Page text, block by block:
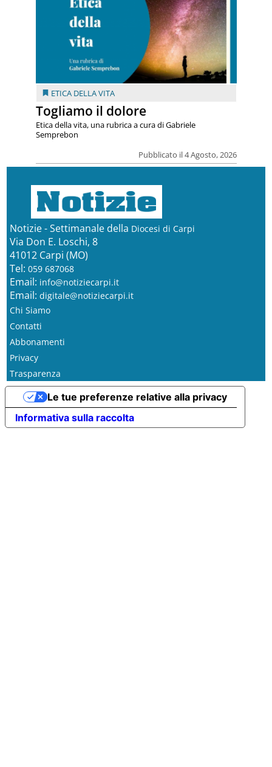
ETICA DELLA VITA
Togliamo il dolore
Pubblicato il 4 Agosto, 2026
Etica della vita, una rubrica a cura di Gabriele
Semprebon
Notizie - Settimanale della Diocesi di Carpi
Via Don E. Loschi, 8
41012 Carpi (MO)
Tel: 059 687068
Email: info@notiziecarpi.it
Email: digitale@notiziecarpi.it
Chi Siamo
Contatti
Abbonamenti
Privacy
Trasparenza
Informativa sulla raccolta
Le tue preferenze relative alla privacy